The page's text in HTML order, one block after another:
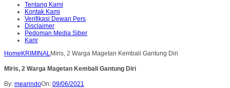
Tentang Kami
Kontak Kami
Verifikasi Dewan Pers
Disclaimer
Pedoman Media Siber
Karir
Home KRIMINALMiris, 2 Warga Magetan Kembali Gantung Diri
Miris, 2 Warga Magetan Kembali Gantung Diri
By: mearindoOn: 09/06/2021